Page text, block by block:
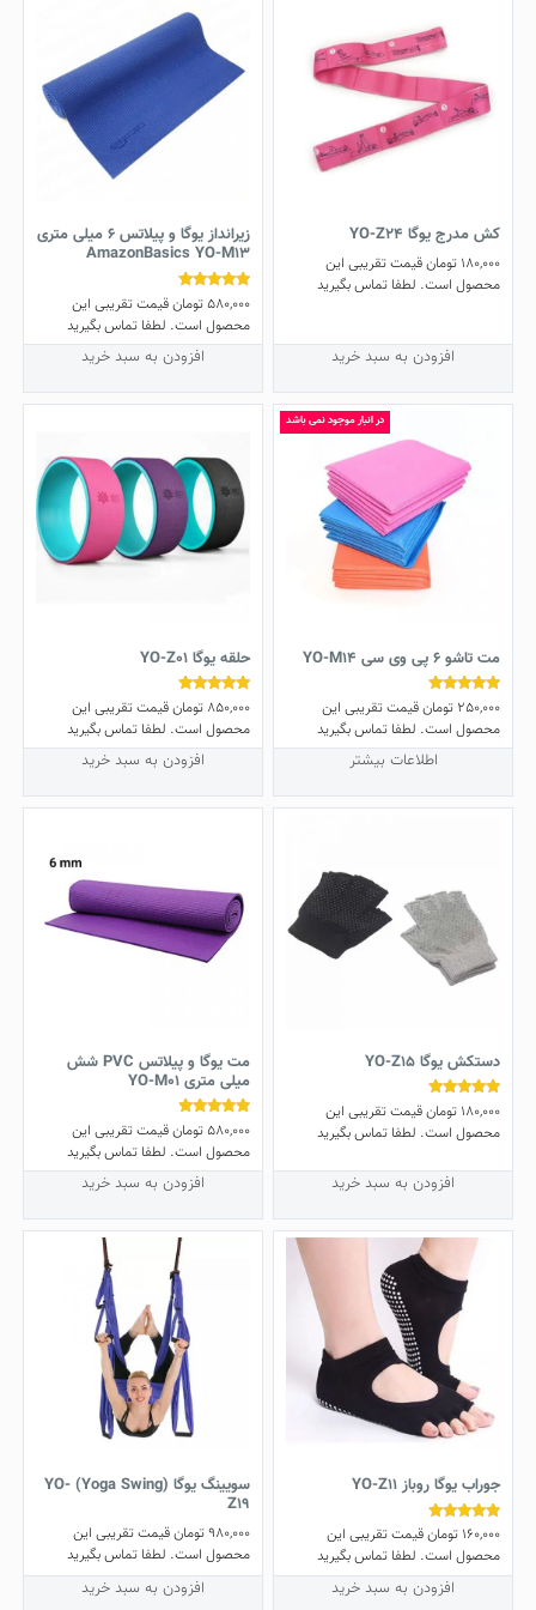
کش مدرج یوگا YO-Z24
180,000 تومانقیمت تقریبی این
محصول است. لطفا تماس بگیرید
افزودن به سبد خرید
زیرانداز یوگا و پیلاتس 6 میلی متری
AmazonBasics YO-M13
نمره
4.73
از 5
580,000تومانقیمت تقریبی این
محصول است. لطفا تماس بگیرید
افزودن به سبد خرید
در انبار موجود نمی باشد
مت تاشو 6 پی وی سی YO-M14
نمره
5.00
از 5
250,000 تومانقیمت تقریبی این
محصول است. لطفا تماس بگیرید
اطلاعات بیشتر
حلقه یوگا YO-Z01
نمره
5.00
از 5
850,000 تومانقیمت تقریبی این
محصول است. لطفا تماس بگیرید
افزودن به سبد خرید
دستکش یوگا YO-Z15
نمره
4.67
از 5
180,000 تومانقیمت تقریبی این
محصول است. لطفا تماس بگیرید
افزودن به سبد خرید
مت یوگا و پیلاتس PVC شش
میلی متری YO-M01
نمره
4.60
از 5
580,000تومانقیمت تقریبی این
محصول است. لطفا تماس بگیرید
افزودن به سبد خرید
جوراب یوگا روباز YO-Z11
نمره
5.00
از 5
160,000 تومانقیمت تقریبی این
محصول است. لطفا تماس بگیرید
افزودن به سبد خرید
سویینگ یوگا (Yoga Swing) YO-
Z19
980,000تومانقیمت تقریبی این
محصول است. لطفا تماس بگیرید
افزودن به سبد خرید